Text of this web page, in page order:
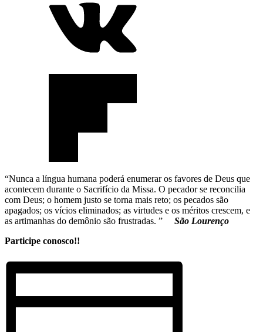
“Nunca a língua humana poderá enumerar os favores de Deus que
acontecem durante o Sacrifício da Missa. O pecador se reconcilia
com Deus; o homem justo se torna mais reto; os pecados são
apagados; os vícios eliminados; as virtudes e os méritos crescem, e
as artimanhas do demônio são frustradas. ” São Lourenço
Participe conosco!!